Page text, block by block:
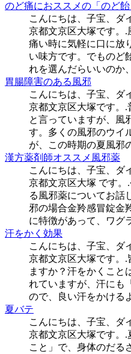
のど痛におススメの「のど飴
こんにちは、子宝、ダ
京都文京区大塚です。
痛い時に気軽に口に放
い味方です。でものど
れを選んだらいいのか
胃腸障害のある風邪
こんにちは、子宝、ダ
京都文京区大塚です。.
と言っていますが、風
す。多くの風邪のウイ
が、この時期の夏風邪
漢方薬剤師オススメ風邪薬
こんにちは、子宝、ダ
京都文京区大塚 です
る風邪薬についてお話
邪の場合金羚感冒錠
に特徴があって、ワグ
汗をかく効果
こんにちは、子宝、ダ
京都文京区大塚です。
ますか？汗をかくこと
れていますが、汗にも
ので、良い汗をかける
夏バテ
こんにちは、子宝、ダ
京都文京区大塚です。.
こと」で、身体のだる